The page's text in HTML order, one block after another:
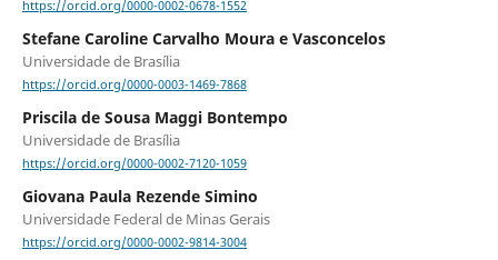
https://orcid.org/0000-0002-0678-1552
Stefane Caroline Carvalho Moura e Vasconcelos
Universidade de Brasília
https://orcid.org/0000-0003-1469-7868
Priscila de Sousa Maggi Bontempo
Universidade de Brasília
https://orcid.org/0000-0002-7120-1059
Giovana Paula Rezende Simino
Universidade Federal de Minas Gerais
https://orcid.org/0000-0002-9814-3004